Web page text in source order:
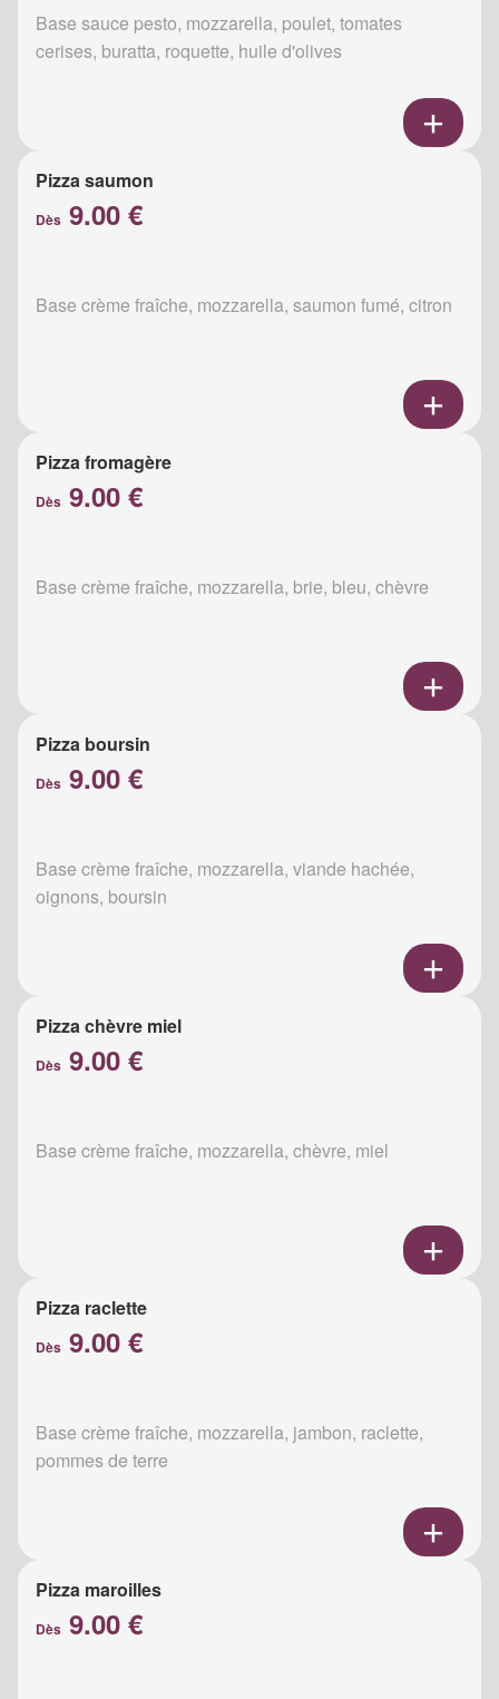
Base sauce pesto, mozzarella, poulet, tomates
cerises, buratta, roquette, huile d'olives
Pizza saumon
Dès 9.00 €
Base crème fraîche, mozzarella, saumon fumé, citron
Pizza fromagère
Dès 9.00 €
Base crème fraîche, mozzarella, brie, bleu, chèvre
Pizza boursin
Dès 9.00 €
Base crème fraîche, mozzarella, viande hachée,
oignons, boursin
Pizza chèvre miel
Dès 9.00 €
Base crème fraîche, mozzarella, chèvre, miel
Pizza raclette
Dès 9.00 €
Base crème fraîche, mozzarella, jambon, raclette,
pommes de terre
Pizza maroilles
Dès 9.00 €